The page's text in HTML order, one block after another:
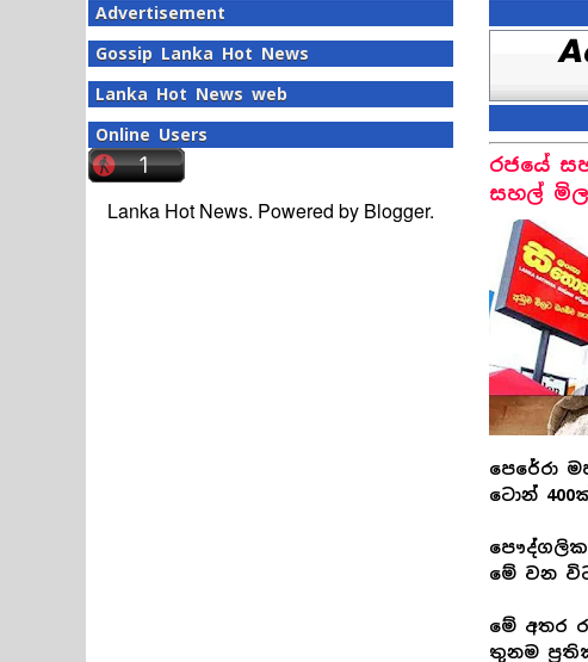
Advertisement
Gossip Lanka Hot News
Lanka Hot News web
Online Users
Lanka Hot News. Powered by Blogger.
රජයේ
සහල්
පෙරේරා
ටොන්
පෞද්ගලික
මේ වන
මේ අතර
තුනම